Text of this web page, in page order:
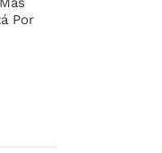
Por